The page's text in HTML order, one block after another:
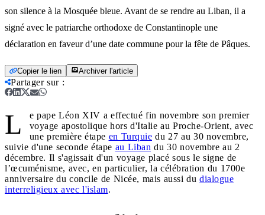
son silence à la Mosquée bleue. Avant de se rendre au Liban, il a
signé avec le patriarche orthodoxe de Constantinople une
déclaration en faveur d’une date commune pour la fête de Pâques.
Copier le lien Archiver l'article
Partager sur:
L
e pape Léon XIV a effectué fin novembre son premier
voyage apostolique hors d'Italie au Proche-Orient, avec
une première étape en Turquie du 27 au 30 novembre,
suivie d'une seconde étape au Liban du 30 novembre au 2
décembre. Il s'agissait d'un voyage placé sous le signe de
l’œcuménisme, avec, en particulier, la célébration du 1700e
anniversaire du concile de Nicée, mais aussi du dialogue
interreligieux avec l'islam.